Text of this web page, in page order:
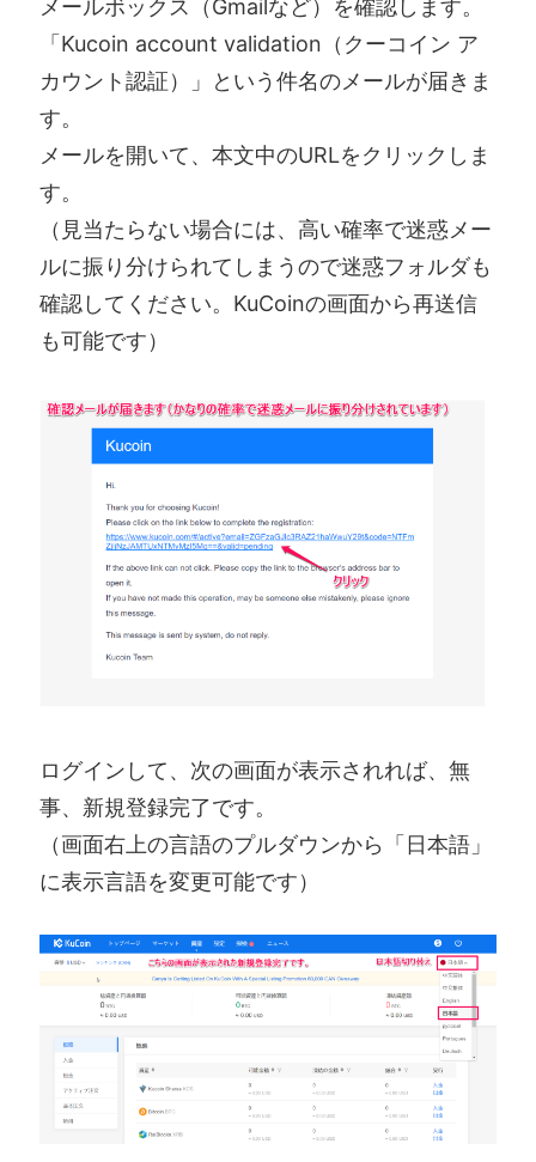
メールボックス（Gmailなど）を確認します。
「Kucoin account validation（クーコイン ア
カウント認証）」という件名のメールが届きま
す。
メールを開いて、本文中のURLをクリックしま
す。
（見当たらない場合には、高い確率で迷惑メー
ルに振り分けられてしまうので迷惑フォルダも
確認してください。KuCoinの画面から再送信
も可能です）
ログインして、次の画面が表示されれば、無
事、新規登録完了です。
（画面右上の言語のプルダウンから「日本語」
に表示言語を変更可能です）